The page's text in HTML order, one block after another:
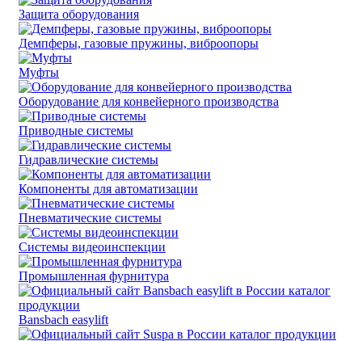
Защита оборудования
Демпферы, газовые пружины, виброопоры
Муфты
Оборудование для конвейерного производства
Приводные системы
Гидравлические системы
Компоненты для автоматизации
Пневматические системы
Системы видеоинспекции
Промышленная фурнитура
Bansbach easylift